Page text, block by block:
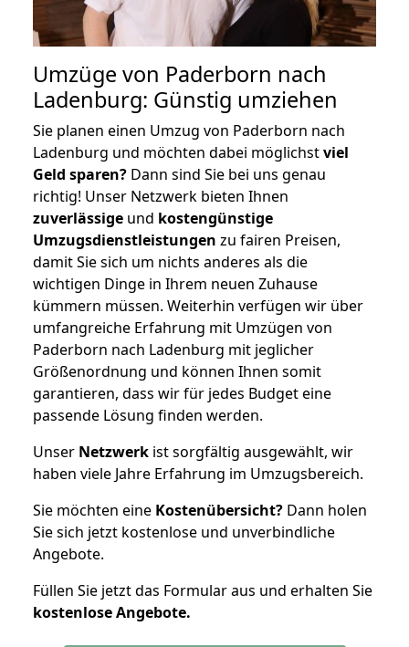
Umzüge von Paderborn nach
Ladenburg: Günstig umziehen
Sie planen einen Umzug von Paderborn nach
Ladenburg und möchten dabei möglichstviel
Geld sparen? Dann sind Sie bei uns genau
richtig! Unser Netzwerk bieten Ihnen
zuverlässige und kostengünstige
Umzugsdienstleistungen zu fairen Preisen,
damit Sie sich um nichts anderes als die
wichtigen Dinge in Ihrem neuen Zuhause
kümmern müssen. Weiterhin verfügen wir über
umfangreiche Erfahrung mit Umzügen von
Paderborn nach Ladenburg mit jeglicher
Größenordnung und können Ihnen somit
garantieren, dass wir für jedes Budget eine
passende Lösung finden werden.
Unser Netzwerk ist sorgfältig ausgewählt, wir
haben viele Jahre Erfahrung im Umzugsbereich.
Sie möchten eine Kostenübersicht? Dann holen
Sie sich jetzt kostenlose und unverbindliche
Angebote.
Füllen Sie jetzt das Formular aus und erhalten Sie
kostenloseAngebote.